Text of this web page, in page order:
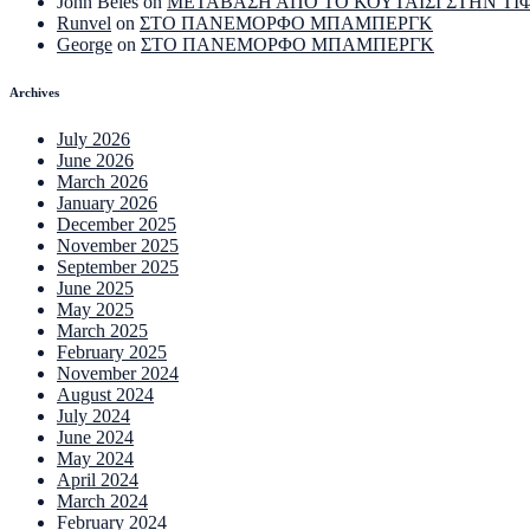
Runvel on ΣΤΟ ΠΑΝΕΜΟΡΦΟ ΜΠΑΜΠΕΡΓΚ
George on ΣΤΟ ΠΑΝΕΜΟΡΦΟ ΜΠΑΜΠΕΡΓΚ
Archives
July 2026
June 2026
March 2026
January 2026
December 2025
November 2025
September 2025
June 2025
May 2025
March 2025
February 2025
November 2024
August 2024
July 2024
June 2024
May 2024
April 2024
March 2024
February 2024